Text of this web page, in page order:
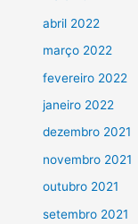
abril 2022
março 2022
fevereiro 2022
janeiro 2022
dezembro 2021
novembro 2021
outubro 2021
setembro 2021